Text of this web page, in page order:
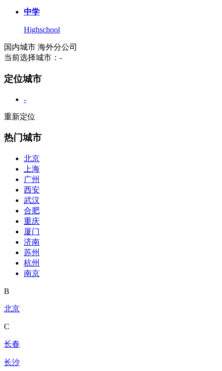
中学
Highschool
国内城市 海外分公司
当前选择城市： -
定位城市
-
重新定位
热门城市
北京
上海
广州
西安
武汉
合肥
重庆
厦门
济南
苏州
杭州
南京
B
北京
C
长春
长沙